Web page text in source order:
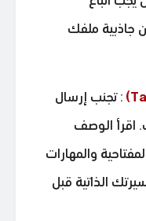
جاذبية ملفك
: تجنب إرسال
اقرأ الوصف
والمهارات
الذاتية قبل